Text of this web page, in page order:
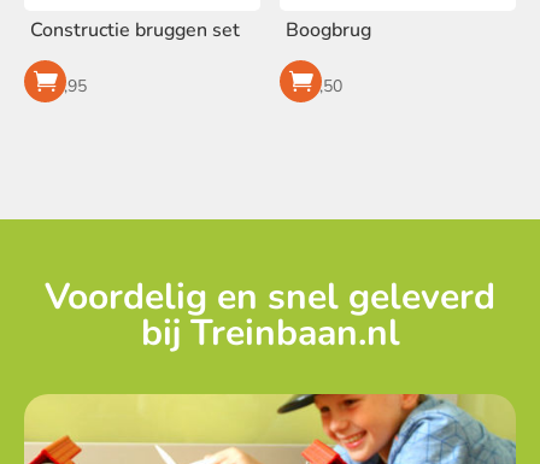
Constructie bruggen set
€19,95
Boogbrug
€13,50
Voordelig en snel geleverd
bij Treinbaan.nl